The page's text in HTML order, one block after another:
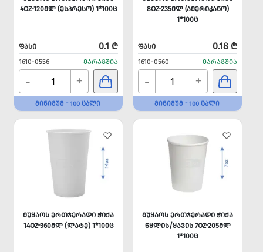
4OZ-120ᲛᲚ (ᲔᲡᲞᲠᲔᲡᲝ) 1*100Ც
ᲤᲐᲡᲘ 0.1 ₾
1610-0556 ᲛᲐᲠᲐᲒᲨᲘᲐ
- +
ᲛᲘᲜᲘᲛᲣᲛ - 100 ᲪᲐᲚᲘ
8OZ-235ᲛᲚ (ᲐᲛᲔᲠᲘᲙᲐᲜᲝ)
1*100Ც
ᲤᲐᲡᲘ 0.18 ₾
1610-0560 ᲛᲐᲠᲐᲒᲨᲘᲐ
- +
ᲛᲘᲜᲘᲛᲣᲛ - 100 ᲪᲐᲚᲘ
ᲛᲣᲧᲐᲝᲡ ᲔᲠᲗᲯᲔᲠᲐᲓᲘ ᲭᲘᲥᲐ
14OZ-360ᲛᲚ (ᲚᲐᲢᲔ) 1*100Ც
ᲛᲣᲧᲐᲝᲡ ᲔᲠᲗᲯᲔᲠᲐᲓᲘ ᲭᲘᲥᲐ
ᲬᲧᲚᲘᲡ/ᲧᲐᲕᲘᲡ 7OZ-205ᲛᲚ
1*100Ც